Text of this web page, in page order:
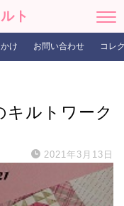
ト
け お問い合わせ コレ
キルトワーク
2021年3月13日